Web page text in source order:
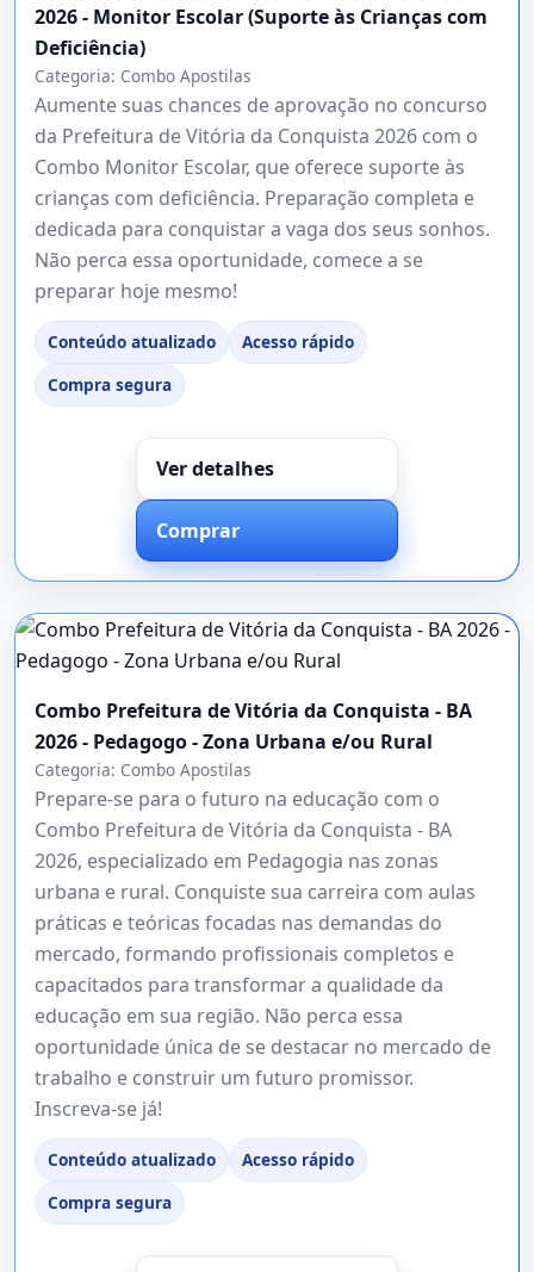
2026 - Monitor Escolar (Suporte às Crianças com
Deficiência)
Categoria: Combo Apostilas
Aumente suas chances de aprovação no concurso
da Prefeitura de Vitória da Conquista 2026 com o
Combo Monitor Escolar, que oferece suporte às
crianças com deficiência. Preparação completa e
dedicada para conquistar a vaga dos seus sonhos.
Não perca essa oportunidade, comece a se
preparar hoje mesmo!
Conteúdo atualizado
Acesso rápido
Compra segura
Ver detalhes
Comprar
Combo Prefeitura de Vitória da Conquista - BA
2026 - Pedagogo - Zona Urbana e/ou Rural
Categoria: Combo Apostilas
Prepare-se para o futuro na educação com o
Combo Prefeitura de Vitória da Conquista - BA
2026, especializado em Pedagogia nas zonas
urbana e rural. Conquiste sua carreira com aulas
práticas e teóricas focadas nas demandas do
mercado, formando profissionais completos e
capacitados para transformar a qualidade da
educação em sua região. Não perca essa
oportunidade única de se destacar no mercado de
trabalho e construir um futuro promissor.
Inscreva-se já!
Conteúdo atualizado
Acesso rápido
Compra segura